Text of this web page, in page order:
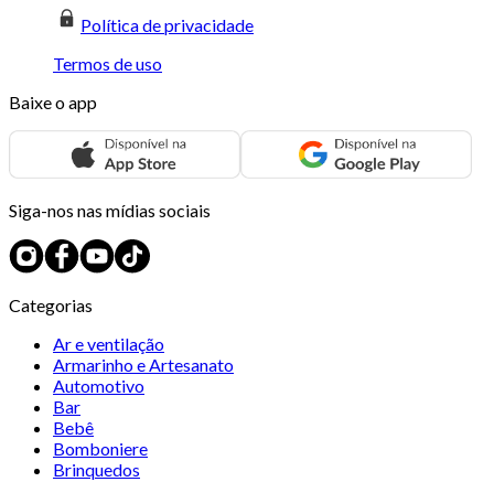
Política de privacidade
Termos de uso
Baixe o app
Siga-nos nas mídias sociais
Categorias
Ar e ventilação
Armarinho e Artesanato
Automotivo
Bar
Bebê
Bomboniere
Brinquedos